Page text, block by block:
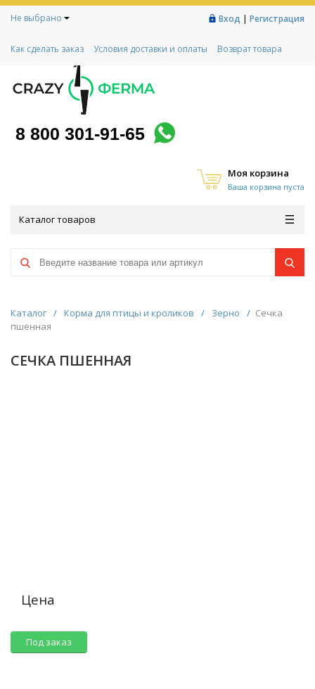
Не выбрано Вход | Регистрация
Как сделать заказ Условия доставки и оплаты
Возврат товара
Контакты
Социальный контракт
Любимая ферма
8 800 301-91-65
Моя корзина
Ваша корзина пуста
Каталог товаров
Каталог / Корма для птицы и кроликов / Зерно / Сечка
пшенная
СЕЧКА ПШЕННАЯ
Цена
Под заказ